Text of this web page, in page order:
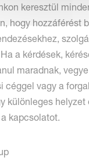
keresztül
hogy hozzáférést
a kérdések,
maradnak,
céggel vagy a
különleges
kapcsolatot.